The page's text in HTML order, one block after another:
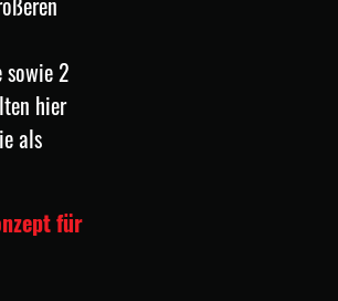
2
hier
als
für